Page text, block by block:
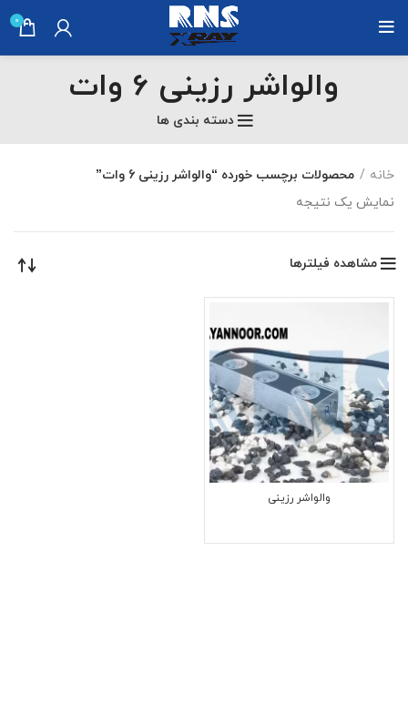
0
والواشر رزینی 6 وات
دسته بندی ها
خانه
محصولات برچسب خورده “والواشر رزینی 6 وات”
نمایش یک نتیجه
مشاهده فیلترها
والواشر رزینی